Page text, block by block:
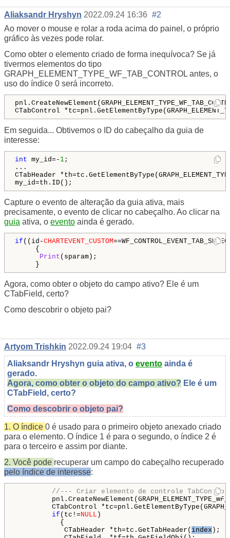
Aliaksandr Hryshyn 2022.09.24 16:36 #2
Ao mover o mouse e rolar a roda acima do painel, o próprio
gráfico às vezes pode rolar.
Como obter o elemento criado de forma inequívoca? Se já
tivermos elementos do tipo
GRAPH_ELEMENT_TYPE_WF_TAB_CONTROL antes, o
uso do índice 0 será incorreto.
CTabControl
Em seguida... Obtivemos o ID do cabeçalho da guia de
interesse:
int my_id=- 1;
...
CTabHeader
my_id=th.ID();
Capture o evento de alteração da guia ativa, mais
precisamente, o evento de clicar no cabeçalho. Ao clicar na
guia ativa, o evento ainda é gerado.
if ((id-CHARTEVENT_CUSTOM
{
Print (sparam);
}
Agora, como obter o objeto do campo ativo? Ele é um
CTabField, certo?
Como descobrir o objeto pai?
Artyom Trishkin 2022.09.24 19:04 #3
Aliaksandr Hryshyn guia ativa, o evento ainda é
gerado.
Agora, como obter o objeto do campo ativo? Ele é um
CTabField, certo?
Como descobrir o objeto pai?
1. O índice 0 é usado para o primeiro objeto anexado criado
para o elemento. O índice 1 é para o segundo, o índice 2 é
para o terceiro e assim por diante.
2. Você pode recuperar um campo do cabeçalho recuperado
pelo índice de interesse:
//--- Criar elemento de controle TabControl
CTabControl
if (tc!= NULL )
{
CTabHeader *th=tc.GetTabHeader( index );